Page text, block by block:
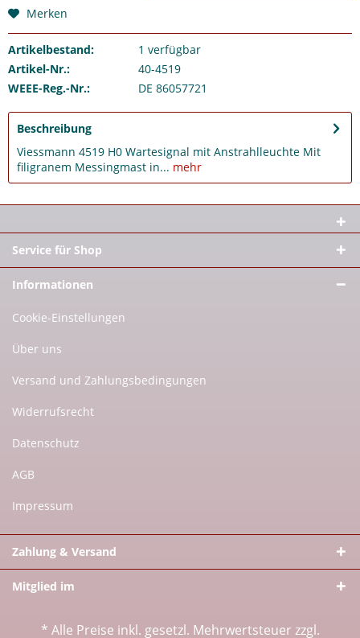
Merken
Artikelbestand: 1 verfügbar
Artikel-Nr.:
40-4519
WEEE-Reg.-Nr.:
DE 86057721
Beschreibung
Viessmann 4519 H0 Wartesignal mit Anstrahlleuchte Mit
filigranem Messingmast in... mehr
Service für Shop
Informationen
Cookie-Einstellungen
Über uns
Versand und Zahlungsbedingungen
Widerrufsrecht
Datenschutz
AGB
Impressum
Zahlung & Versand
Mitglied im
* Alle Preise inkl. gesetzl. Mehrwertsteuer zzgl.